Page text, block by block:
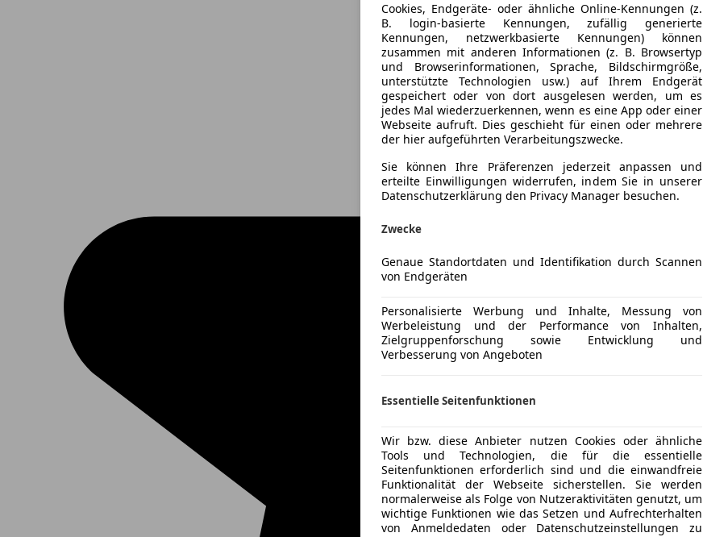
Cookies, Endgeräte- oder ähnliche Online-Kennungen (z.
B. login-basierte Kennungen, zufällig generierte
Kennungen, netzwerkbasierte Kennungen) können
zusammen mit anderen Informationen (z. B. Browsertyp
und Browserinformationen, Sprache, Bildschirmgröße,
unterstützte Technologien usw.) auf Ihrem Endgerät
gespeichert oder von dort ausgelesen werden, um es
jedes Mal wiederzuerkennen, wenn es eine App oder einer
Webseite aufruft. Dies geschieht für einen oder mehrere
der hier aufgeführten Verarbeitungszwecke.
Sie können Ihre Präferenzen jederzeit anpassen und
erteilte Einwilligungen widerrufen, indem Sie in unserer
Datenschutzerklärung den Privacy Manager besuchen.
Zwecke
Genaue Standortdaten und Identifikation durch Scannen
von Endgeräten
Personalisierte Werbung und Inhalte, Messung von
Werbeleistung und der Performance von Inhalten,
Zielgruppenforschung sowie Entwicklung und
Verbesserung von Angeboten
Essentielle Seitenfunktionen
Wir bzw. diese Anbieter nutzen Cookies oder ähnliche
Tools und Technologien, die für die essentielle
Seitenfunktionen erforderlich sind und die einwandfreie
Funktionalität der Webseite sicherstellen. Sie werden
normalerweise als Folge von Nutzeraktivitäten genutzt, um
wichtige Funktionen wie das Setzen und Aufrechterhalten
von Anmeldedaten oder Datenschutzeinstellungen zu